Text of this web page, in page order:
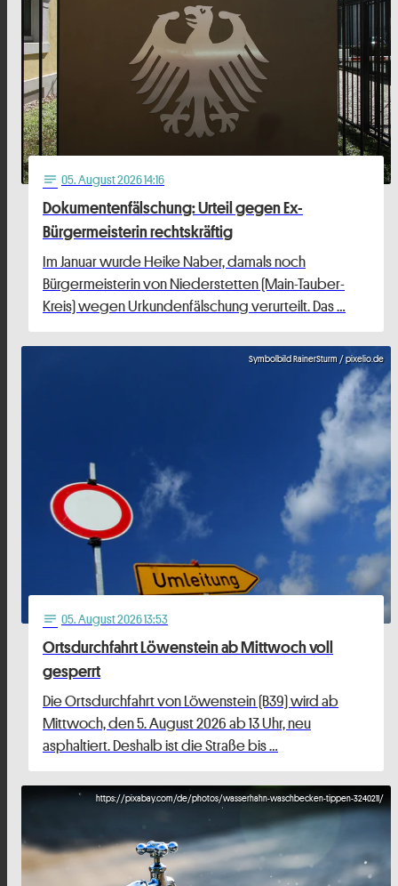
notes 05. August 2026 14:16
Dokumentenfälschung: Urteil gegen Ex-
Bürgermeisterin rechtskräftig
Im Januar wurde Heike Naber, damals noch
Bürgermeisterin von Niederstetten (Main-Tauber-
Kreis) wegen Urkundenfälschung verurteilt. Das …
Symbolbild RainerSturm / pixelio.de
notes 05. August 2026 13:53
Ortsdurchfahrt Löwenstein ab Mittwoch voll
gesperrt
Die Ortsdurchfahrt von Löwenstein (B39) wird ab
Mittwoch, den 5. August 2026 ab 13 Uhr, neu
asphaltiert. Deshalb ist die Straße bis …
https://pixabay.com/de/photos/wasserhahn-waschbecken-tippen-3240211/